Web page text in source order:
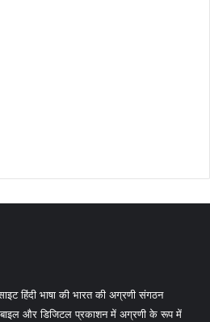
हिंदी भाषा की भारत की अग्रणी संगठन
और डिजिटल प्रकाशन में अग्रणी के रूप में